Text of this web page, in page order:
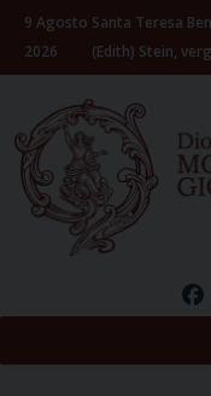
Skip
content
9 Agosto
2026
Santa Teresa
(Edith) Stein,